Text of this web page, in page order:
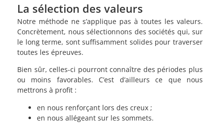
La sélection des valeurs
Notre méthode ne s’applique pas à toutes les valeurs.
Concrètement, nous sélectionnons des sociétés qui, sur
le long terme, sont suffisamment solides pour traverser
toutes les épreuves.
Bien sûr, celles-ci pourront connaître des périodes plus
ou moins favorables. C’est d’ailleurs ce que nous
mettrons à profit :
en nous renforçant lors des creux ;
en nous allégeant sur les sommets.